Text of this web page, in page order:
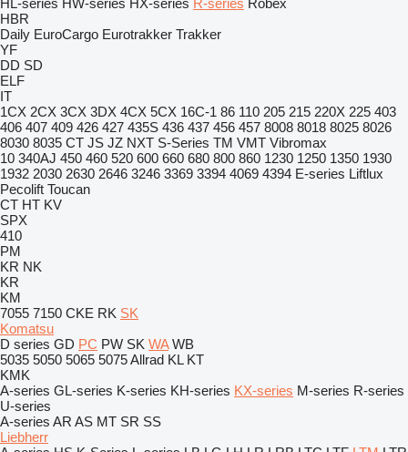
HL-series HW-series HX-series R-series Robex
HBR
Daily EuroCargo Eurotrakker Trakker
YF
DD SD
ELF
IT
1CX 2CX 3CX 3DX 4CX 5CX 16C-1 86 110 205 215 220X 225 403
406 407 409 426 427 435S 436 437 456 457 8008 8018 8025 8026
8030 8035 CT JS JZ NXT S-Series TM VMT Vibromax
10 340AJ 450 460 520 600 660 680 800 860 1230 1250 1350 1930
1932 2030 2630 2646 3246 3369 3394 4069 4394 E-series Liftlux
Pecolift Toucan
CT HT KV
SPX
410
PM
KR NK
KR
KM
7055 7150 CKE RK SK
Komatsu
D series GD PC PW SK WA WB
5035 5050 5065 5075Allrad KL KT
KMK
A-series GL-series K-series KH-series KX-series M-series R-series
U-series
A-series AR AS MT SR SS
Liebherr